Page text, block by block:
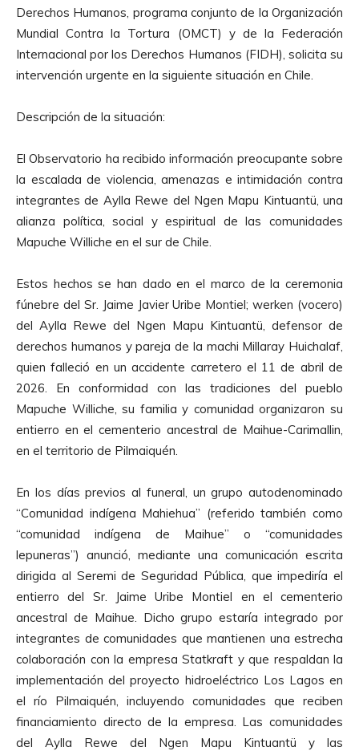
Derechos Humanos, programa conjunto de la Organización
Mundial Contra la Tortura (OMCT) y de la Federación
Internacional por los Derechos Humanos (FIDH), solicita su
intervención urgente en la siguiente situación en Chile.
Descripción de la situación:
El Observatorio ha recibido información preocupante sobre
la escalada de violencia, amenazas e intimidación contra
integrantes de Aylla Rewe del Ngen Mapu Kintuantü, una
alianza política, social y espiritual de las comunidades
Mapuche Williche en el sur de Chile.
Estos hechos se han dado en el marco de la ceremonia
fúnebre del Sr. Jaime Javier Uribe Montiel; werken (vocero)
del Aylla Rewe del Ngen Mapu Kintuantü, defensor de
derechos humanos y pareja de la machi Millaray Huichalaf,
quien falleció en un accidente carretero el 11 de abril de
2026. En conformidad con las tradiciones del pueblo
Mapuche Williche, su familia y comunidad organizaron su
entierro en el cementerio ancestral de Maihue-Carimallin,
en el territorio de Pilmaiquén.
En los días previos al funeral, un grupo autodenominado
“Comunidad indígena Mahiehua” (referido también como
“comunidad indígena de Maihue” o “comunidades
lepuneras”) anunció, mediante una comunicación escrita
dirigida al Seremi de Seguridad Pública, que impediría el
entierro del Sr. Jaime Uribe Montiel en el cementerio
ancestral de Maihue. Dicho grupo estaría integrado por
integrantes de comunidades que mantienen una estrecha
colaboración con la empresa Statkraft y que respaldan la
implementación del proyecto hidroeléctrico Los Lagos en
el río Pilmaiquén, incluyendo comunidades que reciben
financiamiento directo de la empresa. Las comunidades
del Aylla Rewe del Ngen Mapu Kintuantü y las